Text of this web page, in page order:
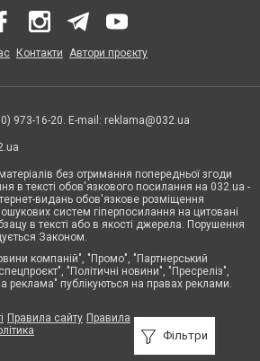
Фільтри
Контакти Автори проєкту
973-16-20. E-mail: reklama@032.ua
без отримання попередньої згоди
в тексті обов'язкового посилання на 032.ua -
видань обов'язкове розміщення
систем гіперпосилання на цитовані
в тексті або в якості джерела. Порушення
Законом.
компаній", "Промо", "Партнерський
"Політичні новини", "Пресреліз",
реклама" публікуються на правах реклами.
Правила сайту Правила